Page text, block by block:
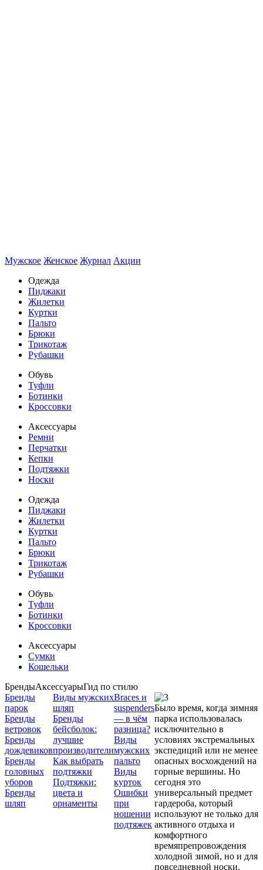
Мужское Женское Журнал Акции
Одежда
Пиджаки
Жилетки
Куртки
Пальто
Брюки
Трикотаж
Рубашки
Обувь
Туфли
Ботинки
Кроссовки
Аксессуары
Ремни
Перчатки
Кепки
Подтяжки
Носки
Одежда
Пиджаки
Жилетки
Куртки
Пальто
Брюки
Трикотаж
Рубашки
Обувь
Туфли
Ботинки
Кроссовки
Аксессуары
Сумки
Кошельки
БрендыАксессуарыГид по стилю
Бренды
парок
Бренды
ветровок
Бренды
дождевиков
Бренды
головных
уборов
Бренды
шляп
Виды мужских
шляп
Бренды
бейсболок:
лучшие
производители
Как выбрать
подтяжки
Подтяжки:
цвета и
орнаменты
Braces и
suspenders
— в чём
разница?
Виды
мужских
пальто
Виды
курток
Ошибки
при
ношении
подтяжек
Было время, когда зимняя
парка использовалась
исключительно в
условиях экстремальных
экспедиций или не менее
опасных восхождений на
горные вершины. Но
сегодня это
универсальный предмет
гардероба, который
используют не только для
активного отдыха и
комфортного
времяпрепровождения
холодной зимой, но и для
повседневной носки.